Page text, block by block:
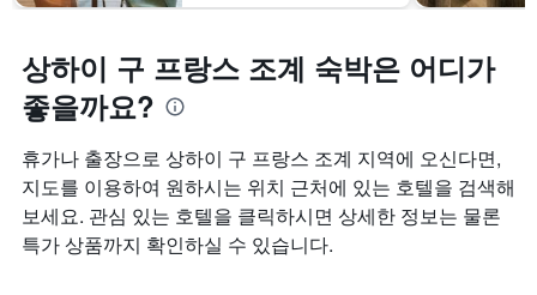
상하이 구 프랑스 조계 숙박은 어디가
좋을까요?
휴가나 출장으로 상하이 구 프랑스 조계 지역에 오신다면,
지도를 이용하여 원하시는 위치 근처에 있는 호텔을 검색해
보세요. 관심 있는 호텔을 클릭하시면 상세한 정보는 물론
특가 상품까지 확인하실 수 있습니다.